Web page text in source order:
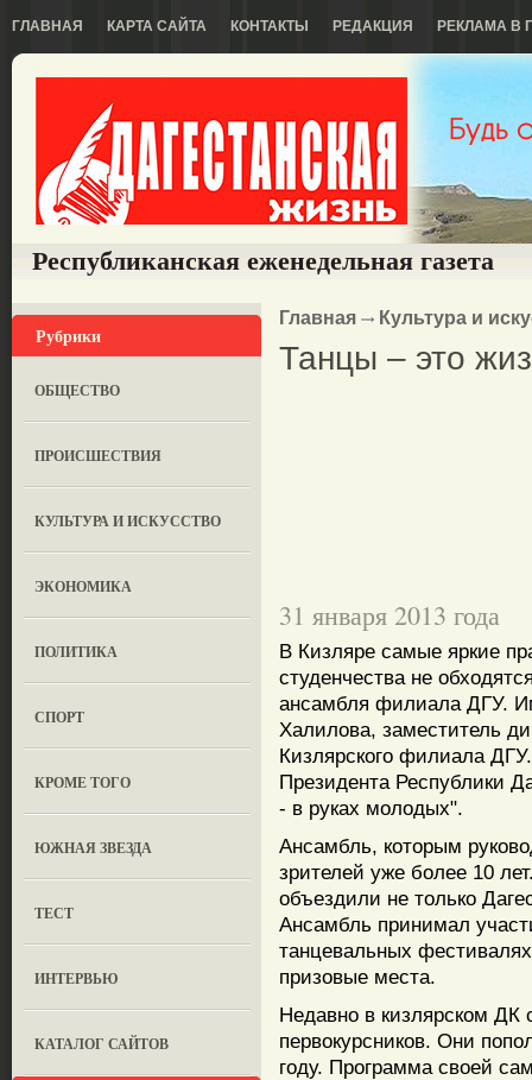
ГЛАВНАЯ КАРТА САЙТА КОНТАКТЫ РЕДАКЦИЯ РЕКЛАМА В
Республиканская еженедельная газета
Рубрики
ОБЩЕСТВО
ПРОИСШЕСТВИЯ
КУЛЬТУРА И ИСКУССТВО
ЭКОНОМИКА
ПОЛИТИКА
СПОРТ
КРОМЕ ТОГО
ЮЖНАЯ ЗВЕЗДА
ТЕСТ
ИНТЕРВЬЮ
КАТАЛОГ САЙТОВ
Главная Культура и
Танцы – это
31 января 2013 года
В Кизляре самые яркие
студенчества не
ансамбля филиала ДГУ.
Халилова, заместитель
Кизлярского филиала
Президента Республики
- в руках молодых".
Ансамбль, которым
зрителей уже более 10
объездили не только
Ансамбль принимал
танцевальных
призовые места.
Недавно в кизлярском ДК
первокурсников. Они
году. Программа своей